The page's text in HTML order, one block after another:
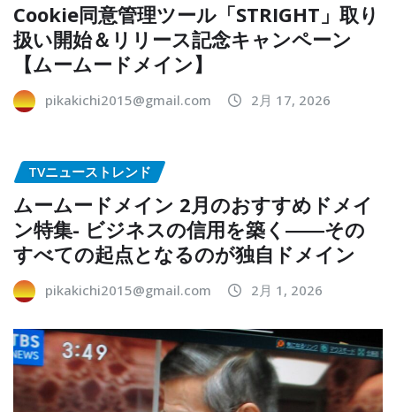
Cookie同意管理ツール「STRIGHT」取り
扱い開始＆リリース記念キャンペーン
【ムームードメイン】
pikakichi2015@gmail.com 2月 17, 2026
TVニューストレンド
ムームードメイン 2月のおすすめドメイ
ン特集- ビジネスの信用を築く――その
すべての起点となるのが独自ドメイン
pikakichi2015@gmail.com 2月 1, 2026